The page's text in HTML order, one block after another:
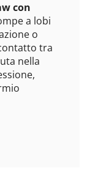
con
a lobi
o
tra
nella